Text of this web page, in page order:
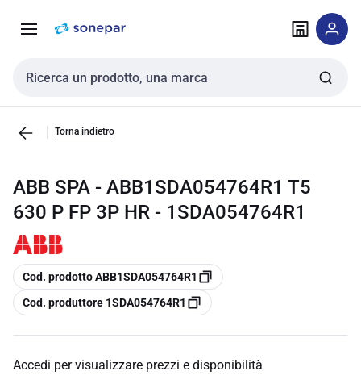
navigazione alla
Cerca input
Torna indietro
ABB SPA - ABB1SDA054764R1 T5
630 P FP 3P HR - 1SDA054764R1
copia
Cod. prodotto ABB1SDA054764R1
copia
Cod. produttore 1SDA054764R1
Accedi per visualizzare prezzi e disponibilità